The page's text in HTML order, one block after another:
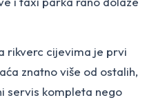
rikverc cijevima je prvi
znatno više od ostalih,
servis kompleta nego